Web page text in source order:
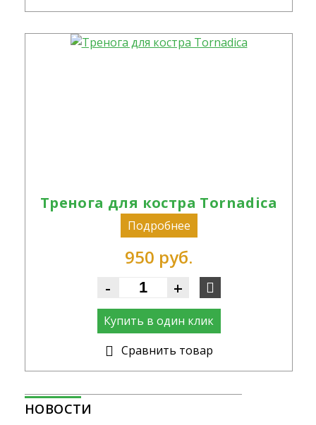
НОВОСТИ
Тренога для костра Tornadica
Подробнее
950 руб.
- +
Купить в один клик
Cравнить товар